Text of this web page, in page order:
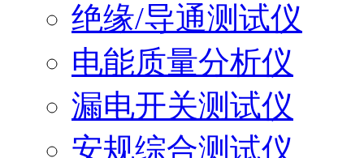
绝缘/导通测试仪
电能质量分析仪
漏电开关测试仪
安规综合测试仪